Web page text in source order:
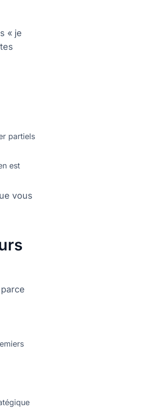
« je
partiels
est
vous